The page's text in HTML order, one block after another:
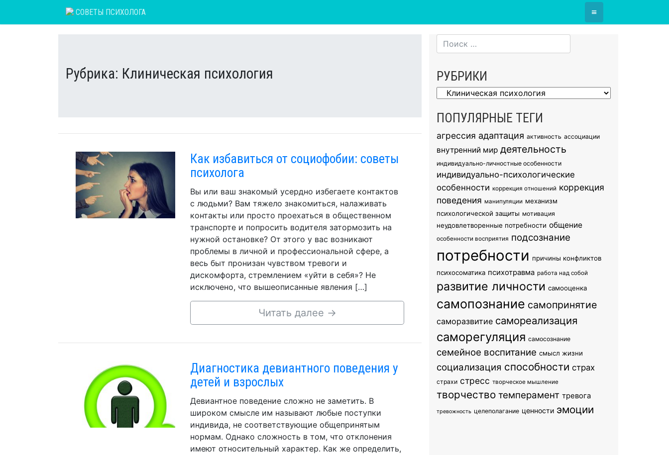
СОВЕТЫ ПСИХОЛОГА ≡
Рубрика: Клиническая психология
Как избавиться от социофобии: советы
психолога
Вы или ваш знакомый усердно избегаете контактов
с людьми? Вам тяжело знакомиться, налаживать
контакты или просто проехаться в общественном
транспорте и попросить водителя затормозить на
нужной остановке? От этого у вас возникают
проблемы в личной и профессиональной сфере, а
весь быт пронизан чувством тревоги и
дискомфорта, стремлением «уйти в себя»? Не
исключено, что вышеописанные явления […]
Читать далее →
Диагностика девиантного поведения у
детей и взрослых
Девиантное поведение сложно не заметить. В
широком смысле им называют любые поступки
индивида, не соответствующие общепринятым
нормам. Однако сложность в том, что отклонения
имеют относительный характер. Как же определить,
РУБРИКИ
Рубрики
ПОПУЛЯРНЫЕ ТЕГИ
агрессия адаптация активность ассоциации
внутренний мир деятельность
индивидуально-личностные особенности
индивидуально-психологические
особенности коррекция отношений коррекция
поведения манипуляции механизм
психологической защиты мотивация
неудовлетворенные потребности общение
особенности восприятия подсознание
потребности причины конфликтов
психосоматика психотравма работа над собой
развитие личности самооценка
самопознание самопринятие
саморазвитие самореализация
саморегуляция самосознание
семейное воспитание смысл жизни
социализация способности страх
страхи стресс творческое мышление
творчество темперамент тревога
тревожность целеполагание ценности эмоции